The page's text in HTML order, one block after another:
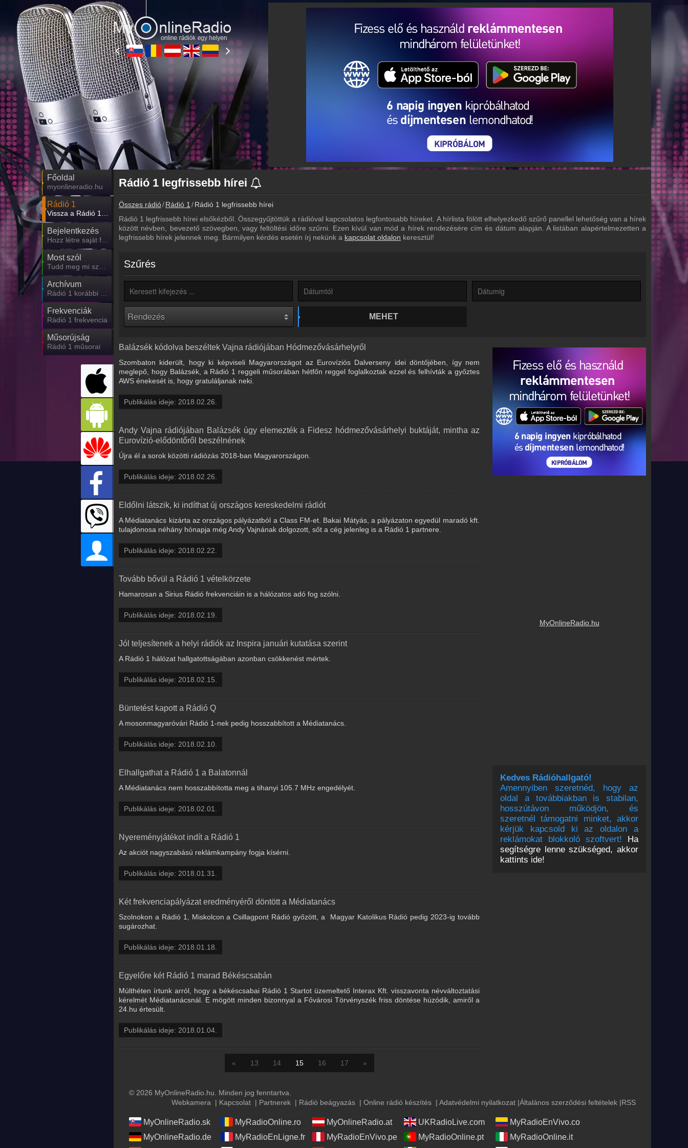
Főoldal
myonlineradio.hu
Rádió 1
Bejelentkezés
Most szól
Archívum
Frekvenciák
Rádió 1 frekvencia
Műsorújság
Rádió 1 műsorai
Rádió 1 legfrissebb hírei
Összes rádió Rádió 1
Rádió 1 legfrissebb hírei
Rádió 1 legfrissebb hírei elsőkézből. Összegyűjtöttük a rádióval kapcsolatos legfontosabb híreket. A hírlista fölött elhelyezkedő szűrő panellel lehetőség van a hírek
között névben, bevezető szövegben, vagy feltöltési időre szűrni. Ezen kívül van mód a hírek rendezésére cím és dátum alapján. A listában alapértelmezetten a
legfrissebb hírek jelennek meg. Bármilyen kérdés esetén írj nekünk a kapcsolat oldalon keresztül!
Szűrés
MEHET
MyOnlineRadio.hu
Kedves Rádióhallgató!
Amennyiben szeretnéd, hogy az
oldal a továbbiakban is stabilan,
hosszútávon működjön, és
szeretnél támogatni minket, akkor
kérjük kapcsold ki az oldalon a
reklámokat blokkoló szoftvert! Ha
segítségre lenne szükséged, akkor
kattints ide!
Balázsék kódolva beszéltek Vajna rádiójában Hódmezővásárhelyről
Szombaton kiderült, hogy ki képviseli Magyarországot az Eurovíziós Dalverseny idei döntőjében, így nem
meglepő, hogy Balázsék, a Rádió 1 reggeli műsorában hétfőn reggel foglalkoztak ezzel és felhívták a győztes
AWS énekesét is, hogy gratuláljanak neki.
Publikálás ideje: 2018.02.26.
Andy Vajna rádiójában Balázsék úgy elemezték a Fidesz hódmezővásárhelyi buktáját, mintha az
Eurovízió-elődöntőről beszélnének
Újra él a sorok közötti rádiózás 2018-ban Magyarországon.
Publikálás ideje: 2018.02.26.
Eldőlni látszik, ki indíthat új országos kereskedelmi rádiót
A Médiatanács kizárta az országos pályázatból a Class FM-et. Bakai Mátyás, a pályázaton egyedül maradó kft.
tulajdonosa néhány hónapja még Andy Vajnának dolgozott, sőt a cég jelenleg is a Rádió 1 partnere.
Publikálás ideje: 2018.02.22.
Tovább bővül a Rádió 1 vételkörzete
Hamarosan a Sirius Rádió frekvenciáin is a hálózatos adó fog szólni.
Publikálás ideje: 2018.02.19.
Jól teljesítenek a helyi rádiók az Inspira januári kutatása szerint
A Rádió 1 hálózat hallgatottságában azonban csökkenést mértek.
Publikálás ideje: 2018.02.15.
Büntetést kapott a Rádió Q
A mosonmagyaróvári Rádió 1-nek pedig hosszabbított a Médiatanács.
Publikálás ideje: 2018.02.10.
Elhallgathat a Rádió 1 a Balatonnál
A Médiatanács nem hosszabbította meg a tihanyi 105.7 MHz engedélyét.
Publikálás ideje: 2018.02.01.
Nyereményjátékot indít a Rádió 1
Az akciót nagyszabású reklámkampány fogja kísérni.
Publikálás ideje: 2018.01.31.
Két frekvenciapályázat eredményéről döntött a Médiatanács
Szolnokon a Rádió 1, Miskolcon a Csillagpont Rádió győzött, a Magyar Katolikus Rádió pedig 2023-ig tovább
sugározhat.
Publikálás ideje: 2018.01.18.
Egyelőre két Rádió 1 marad Békéscsabán
Múlthéten írtunk arról, hogy a békéscsabai Rádió 1 Startot üzemeltető Interax Kft. visszavonta névváltoztatási
kérelmét Médiatanácsnál. E mögött minden bizonnyal a Fővárosi Törvényszék friss döntése húzódik, amiről a
24.hu értesült.
Publikálás ideje: 2018.01.04.
« 13 14 15 16 17 »
© 2026 MyOnlineRadio.hu. Minden jog fenntartva.
Webkamera | Kapcsolat | Partnerek | Rádió beágyazás | Online rádió készítés | Adatvédelmi nyilatkozat |Általános szerződési feltételek |RSS
MyOnlineRadio.sk MyRadioOnline.ro MyOnlineRadio.at UKRadioLive.com
MyRadioEnVivo.co
MyOnlineRadio.de
MyRadioEnLigne.fr MyRadioEnVivo.pe MyRadioOnline.pt
MyRadioOnline.it